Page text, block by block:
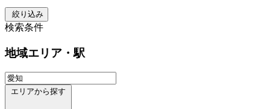
絞り込み
検索条件
地域エリア・駅
エリアから探す